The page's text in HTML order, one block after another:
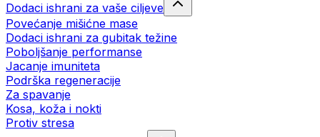
Dodaci ishrani za vaše ciljeve
Povećanje mišićne mase
Dodaci ishrani za gubitak težine
Poboljšanje performanse
Jacanje imuniteta
Podrška regeneracije
Za spavanje
Kosa, koža i nokti
Protiv stresa